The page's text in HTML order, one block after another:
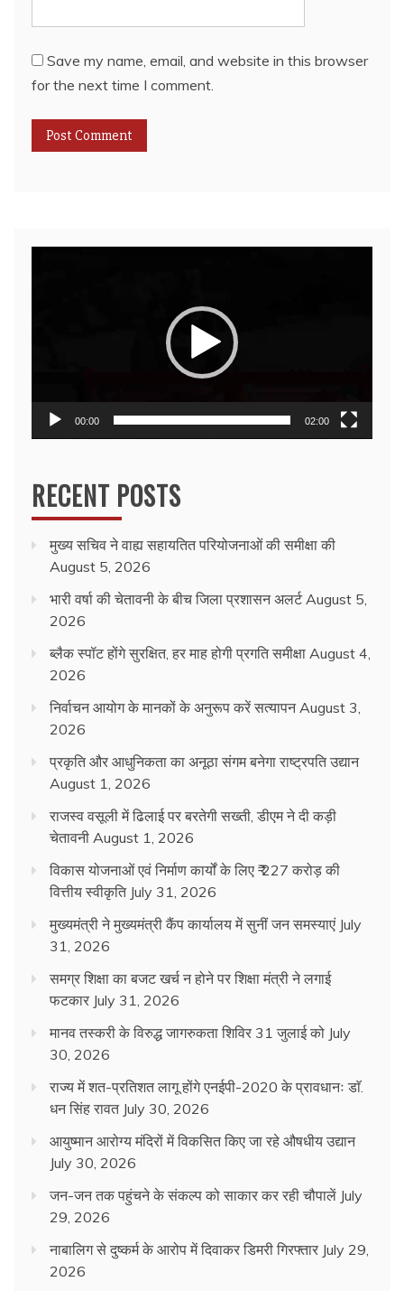
Save my name, email, and website in this browser
for the next time I comment.
00:00 02:00
RECENT POSTS
मुख्य सचिव ने वाह्य सहायतित परियोजनाओं की समीक्षा की
August 5, 2026
भारी वर्षा की चेतावनी के बीच जिला प्रशासन अलर्ट August 5,
2026
ब्लैक स्पॉट होंगे सुरक्षित, हर माह होगी प्रगति समीक्षा August 4,
2026
निर्वाचन आयोग के मानकों के अनुरूप करें सत्यापन August 3,
2026
प्रकृति और आधुनिकता का अनूठा संगम बनेगा राष्ट्रपति उद्यान
August 1, 2026
राजस्व वसूली में ढिलाई पर बरतेगी सख्ती, डीएम ने दी कड़ी
चेतावनी August 1, 2026
विकास योजनाओं एवं निर्माण कार्यों के लिए ₹ 227 करोड़ की
वित्तीय स्वीकृति July 31, 2026
मुख्यमंत्री ने मुख्यमंत्री कैंप कार्यालय में सुनीं जन समस्याएं July
31, 2026
समग्र शिक्षा का बजट खर्च न होने पर शिक्षा मंत्री ने लगाई
फटकार July 31, 2026
मानव तस्करी के विरुद्ध जागरुकता शिविर 31 जुलाई को July
30, 2026
राज्य में शत-प्रतिशत लागू होंगे एनईपी-2020 के प्रावधानः डाॅ.
धन सिंह रावत July 30, 2026
आयुष्मान आरोग्य मंदिरों में विकसित किए जा रहे औषधीय उद्यान
July 30, 2026
जन-जन तक पहुंचने के संकल्प को साकार कर रही चौपालें July
29, 2026
नाबालिग से दुष्कर्म के आरोप में दिवाकर डिमरी गिरफ्तार July 29,
2026